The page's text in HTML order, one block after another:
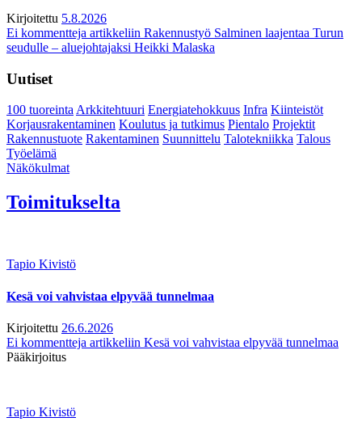
Kirjoitettu 5.8.2026
Ei kommentteja artikkeliin Rakennustyö Salminen laajentaa Turun
seudulle – aluejohtajaksi Heikki Malaska
Uutiset
100 tuoreintaArkkitehtuuri Energiatehokkuus Infra Kiinteistöt
Korjausrakentaminen Koulutus ja tutkimus Pientalo Projektit
Rakennustuote Rakentaminen Suunnittelu Talotekniikka Talous
Työelämä
Näkökulmat
Toimitukselta
Tapio Kivistö
Kesä voi vahvistaa elpyvää tunnelmaa
Kirjoitettu 26.6.2026
Ei kommentteja artikkeliin Kesä voi vahvistaa elpyvää tunnelmaa
Pääkirjoitus
Tapio Kivistö